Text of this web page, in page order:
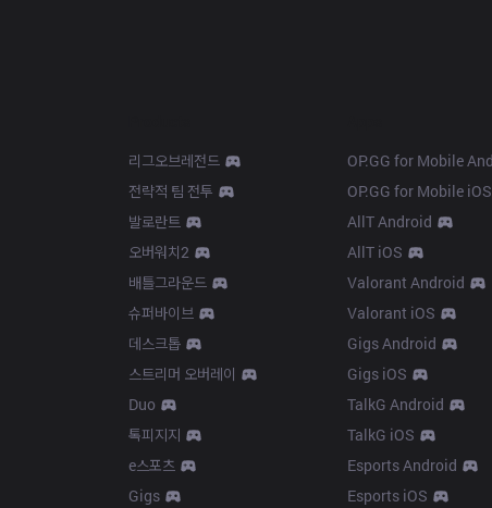
리그오브레전드
전략적 팀 전투
발로란트
오버워치2
배틀그라운드
슈퍼바이브
데스크톱
스트리머 오버레이
Duo
톡피지지
e스포츠
Gigs
OP.GG for Mobile
OP.GG for Mobile iOS
AllT Android
AllT iOS
Valorant Android
Valorant iOS
Gigs Android
Gigs iOS
TalkG Android
TalkG iOS
Esports Android
Esports iOS